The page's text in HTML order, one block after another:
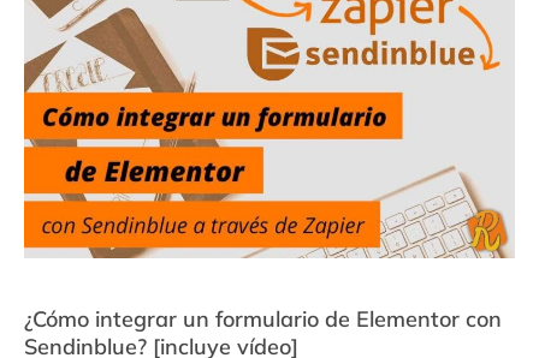
¿Cómo integrar un formulario de Elementor con
Sendinblue? [incluye vídeo]